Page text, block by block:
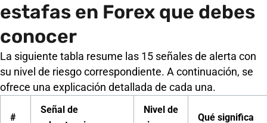
estafas en Forex que debes
conocer
La siguiente tabla resume las 15 señales de alerta con
su nivel de riesgo correspondiente. A continuación, se
ofrece una explicación detallada de cada una.
#
Señal de
Nivel de
Qué significa